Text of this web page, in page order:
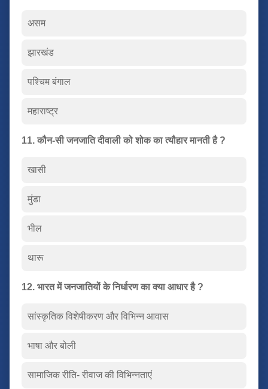
असम
झारखंड
पश्चिम बंगाल
महाराष्ट्र
11. कौन-सी जनजाति दीवाली को शोक का त्यौहार मानती है ?
खासी
मुंडा
भील
थारू
12. भारत में जनजातियों के निर्धारण का क्या आधार है ?
सांस्कृतिक विशेषीकरण और विभिन्न आवास
भाषा और बोली
सामाजिक रीति- रीवाज की विभिन्नताएं